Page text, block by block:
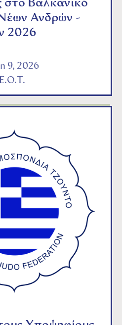
στο Βαλκανικό
Ανδρών -
2026
9, 2026